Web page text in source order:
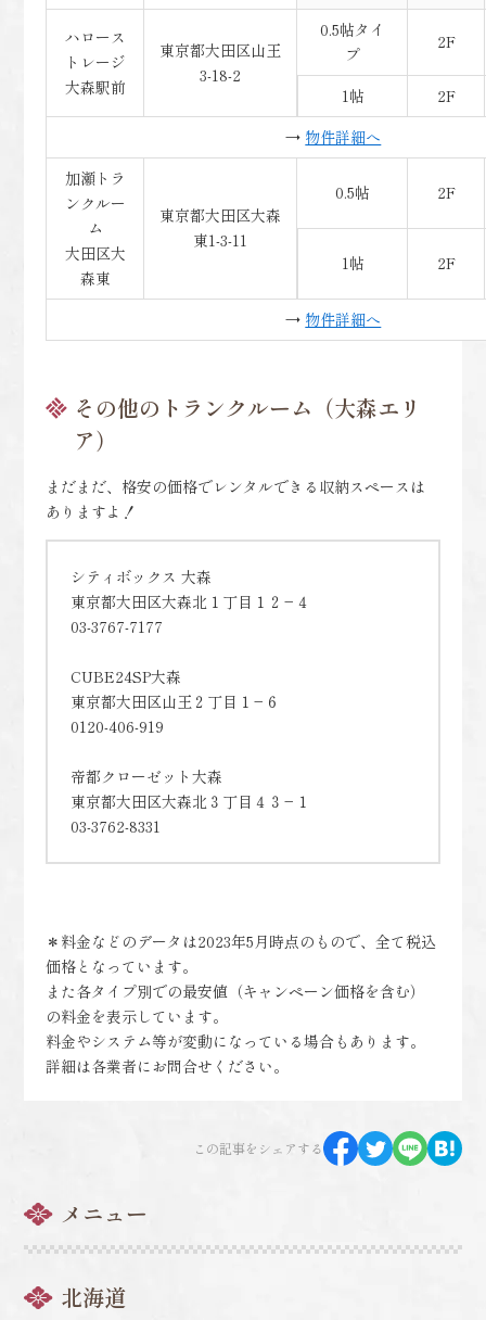
ハロース
トレージ
大森駅前
東京都大田区山王
3-18-2
0.5帖タイ
プ
2F
1帖
2F
→ 物件詳細へ
加瀬トラ
ンクルー
ム
大田区大
森東
東京都大田区大森
東1-3-11
0.5帖 2F
1帖 2F
→ 物件詳細へ
その他のトランクルーム（大森エリ
ア）
まだまだ、格安の価格でレンタルできる収納スペースは
ありますよ！
シティボックス 大森
東京都大田区大森北１丁目１２−４
03-3767-7177
CUBE24SP大森
東京都大田区山王２丁目１−６
0120-406-919
帝都クローゼット大森
東京都大田区大森北３丁目４３−１
03-3762-8331
＊料金などのデータは2023年5月時点のもので、全て税込
価格となっています。
また各タイプ別での最安値（キャンペーン価格を含む）
の料金を表示しています。
料金やシステム等が変動になっている場合もあります。
詳細は各業者にお問合せください。
この記事をシェアする
メニュー
北海道